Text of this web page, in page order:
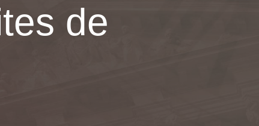
de